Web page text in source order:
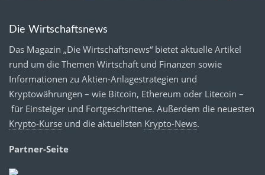
Die Wirtschaftsnews
Das Magazin „Die Wirtschaftsnews“ bietet aktuelle Artikel
rund um die Themen Wirtschaft und Finanzen sowie
Informationen zu Aktien-Anlagestrategien und
Kryptowährungen – wie Bitcoin, Ethereum oder Litecoin –
für Einsteiger und Fortgeschrittene. Außerdem die neuesten
Krypto-Kurse und die aktuellsten Krypto-News.
Partner-Seite